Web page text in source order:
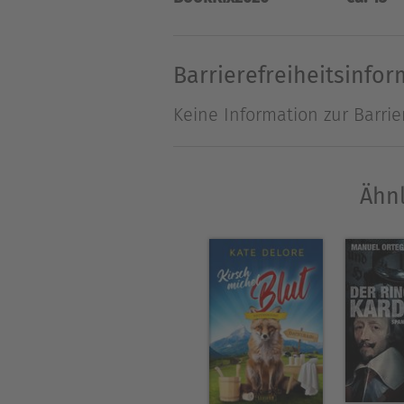
Wo Caputh draufsteht, da
Keine Information zur